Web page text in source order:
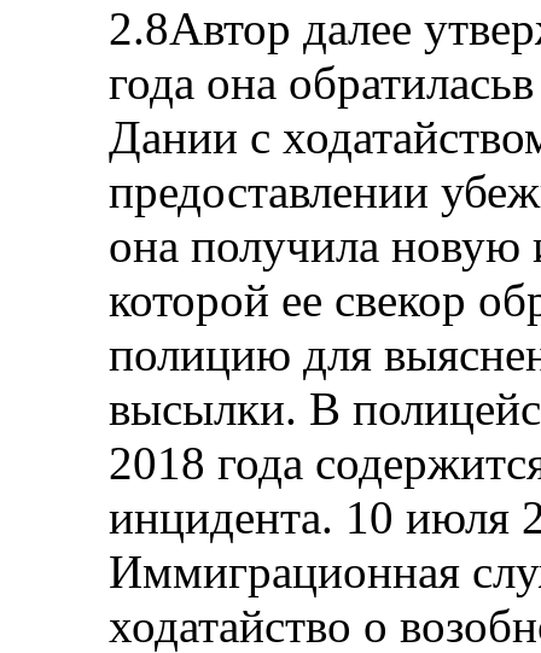
2.8Автор далее
года она
Дании с
предоставлении
она получила
которой ее свекор
полицию для
высылки. В
2018 года
инцидента. 10 июля
Иммиграционная
ходатайство о